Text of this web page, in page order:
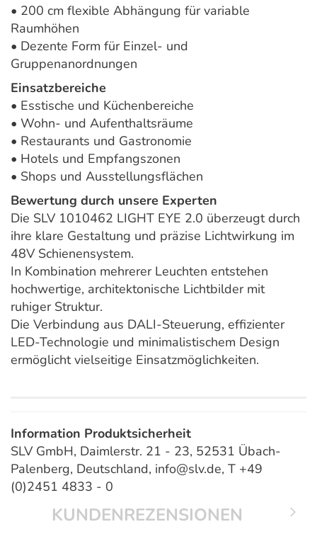
• 200 cm flexible Abhängung für variable
Raumhöhen
• Dezente Form für Einzel- und
Gruppenanordnungen
Einsatzbereiche
• Esstische und Küchenbereiche
• Wohn- und Aufenthaltsräume
• Restaurants und Gastronomie
• Hotels und Empfangszonen
• Shops und Ausstellungsflächen
Bewertung durch unsere Experten
Die SLV 1010462 LIGHT EYE 2.0 überzeugt durch
ihre klare Gestaltung und präzise Lichtwirkung im
48V Schienensystem.
In Kombination mehrerer Leuchten entstehen
hochwertige, architektonische Lichtbilder mit
ruhiger Struktur.
Die Verbindung aus DALI-Steuerung, effizienter
LED-Technologie und minimalistischem Design
ermöglicht vielseitige Einsatzmöglichkeiten.
Information Produktsicherheit
SLV GmbH, Daimlerstr. 21 - 23, 52531 Übach-
Palenberg, Deutschland, info@slv.de, T +49
(0)2451 4833 - 0
KUNDENREZENSIONEN